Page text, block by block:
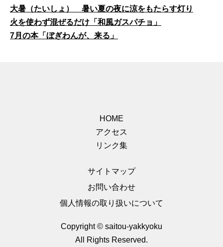
大暑（たいしょ） 暑い夏の夜に涼をもたらす灯り
火を使わず混ぜるだけ「和風ガスパチョ」
7月の本「ぼぎわんが、来る」
HOME
アクセス
リンク集
サイトマップ
お問い合わせ
個人情報の取り扱いについて
Copyright © saitou-yakkyoku
All Rights Reserved.